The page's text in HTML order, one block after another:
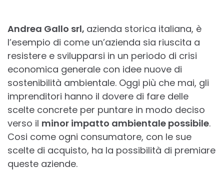
Andrea Gallo srl, azienda storica italiana, è
l’esempio di come un’azienda sia riuscita a
resistere e svilupparsi in un periodo di crisi
economica generale con idee nuove di
sostenibilità ambientale. Oggi più che mai, gli
imprenditori hanno il dovere di fare delle
scelte concrete per puntare in modo deciso
verso il minor impatto ambientale possibile.
Cosi come ogni consumatore, con le sue
scelte di acquisto, ha la possibilità di premiare
queste aziende.